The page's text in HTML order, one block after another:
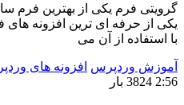
فرم یکی از بهترین فرم سازهای
حرفه ای ترین افزونه های فرم
از آن می
وردپرس افزونه های وردپرس